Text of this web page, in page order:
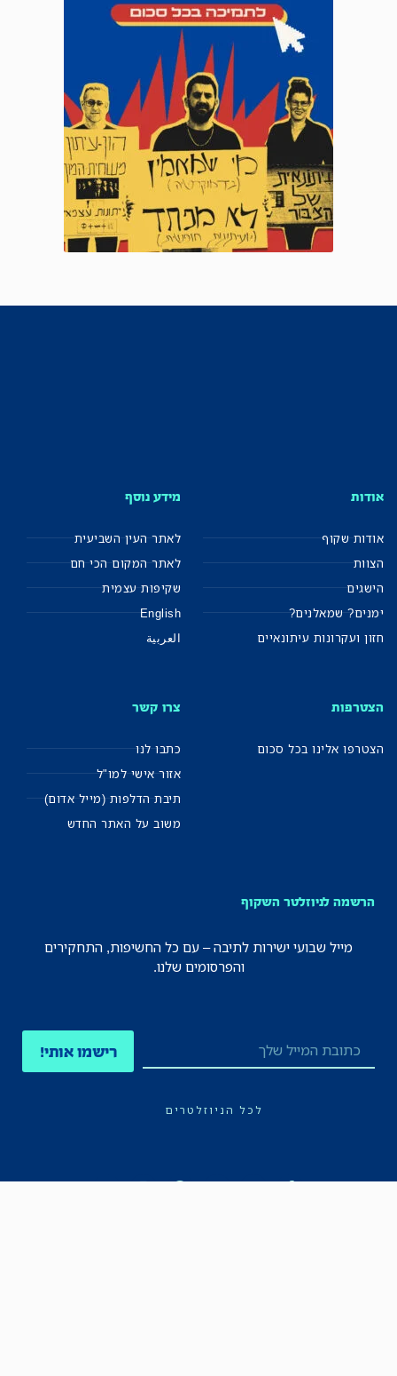
אודות
אודות שקוף
הצוות
הישגים
ימנים? שמאלנים?
חזון ועקרונות עיתונאיים
מידע נוסף
לאתר העין השביעית
לאתר המקום הכי חם
שקיפות עצמית
English
العربية
הצטרפות
הצטרפו אלינו בכל סכום
צרו קשר
כתבו לנו
אזור אישי למו"ל
תיבת הדלפות (מייל אדום)
משוב על האתר החדש
הרשמה לניוזלטר השקוף
מייל שבועי ישירות לתיבה – עם כל החשיפות, התחקירים
והפרסומים שלנו.
רישמו אותי!
לכל הניוזלטרים